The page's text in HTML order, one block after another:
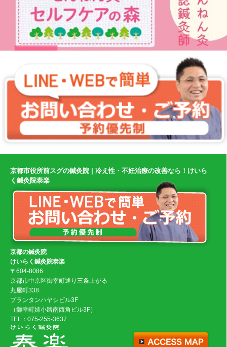
京都市役所前スグの鍼灸院 | 冷え性・不妊治療の改善なら！けいら
く鍼灸院泰楽
京都の鍼灸院
けいらく鍼灸院泰楽
〒604-8086
京都市中京区御幸町通り三条上がる
丸屋町338
プランタンハヤシビル3F
（御幸町姉小路南西角ビル3F）
TEL：075-255-3637